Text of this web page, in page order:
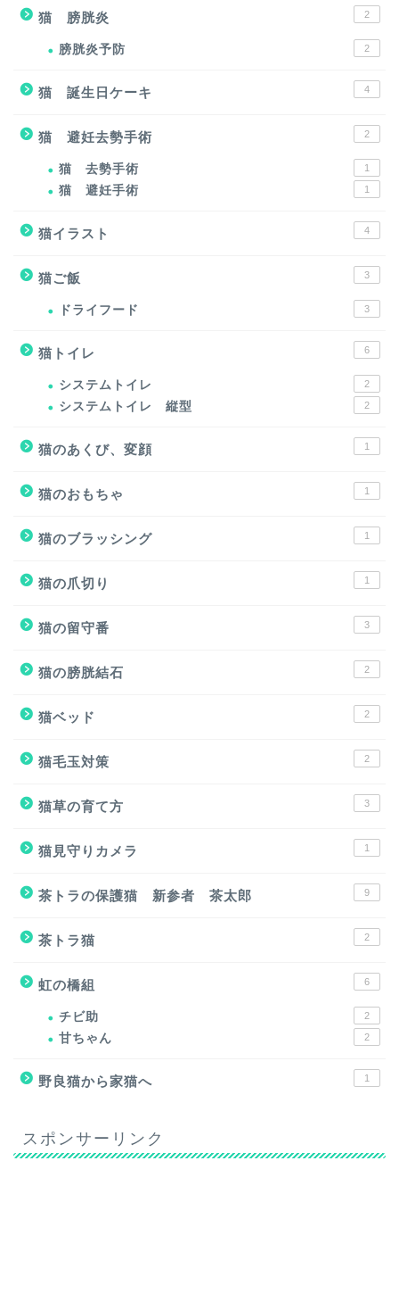
猫 膀胱炎 2
膀胱炎予防 2
猫 誕生日ケーキ 4
猫 避妊去勢手術 2
猫 去勢手術 1
猫 避妊手術 1
猫イラスト 4
猫ご飯 3
ドライフード 3
猫トイレ 6
システムトイレ 2
システムトイレ 縦型 2
猫のあくび、変顔 1
猫のおもちゃ 1
猫のブラッシング 1
猫の爪切り 1
猫の留守番 3
猫の膀胱結石 2
猫ベッド 2
猫毛玉対策 2
猫草の育て方 3
猫見守りカメラ 1
茶トラの保護猫 新参者 茶太郎 9
茶トラ猫 2
虹の橋組 6
チビ助 2
甘ちゃん 2
野良猫から家猫へ 1
スポンサーリンク